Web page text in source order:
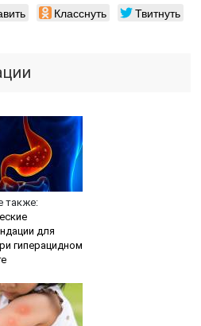
Класснуть Твитнуть
также:
для
гиперацидном